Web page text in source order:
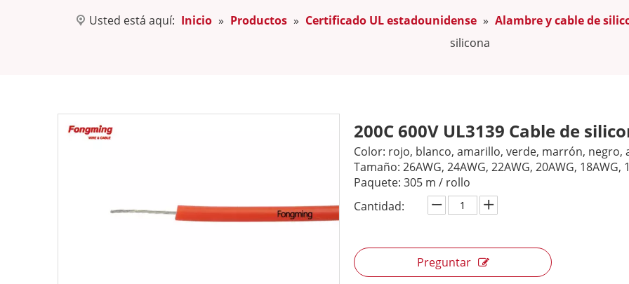
Usted está aquí: Inicio » Productos » Certificado UL estadounidense » Alambre y cable de
silicona
200C 600V UL3139 Cable de
Color: rojo, blanco, amarillo, verde, marrón, negro,
Tamaño: 26AWG, 24AWG, 22AWG, 20AWG, 18AWG,
Paquete: 305 m / rollo
Cantidad:
Preguntar